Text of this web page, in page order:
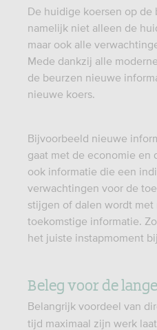
De huidige koersen op
namelijk niet alleen de
maar ook alle
Mede dankzij alle
de beurzen nieuwe
nieuwe koers.
Bijvoorbeeld nieuwe
gaat met de economie en
ook informatie die een
verwachtingen voor de
stijgen of dalen wordt met
toekomstige informatie.
het juiste instapmoment
Beleg voor de
Belangrijk voordeel van
tijd maximaal zijn werk